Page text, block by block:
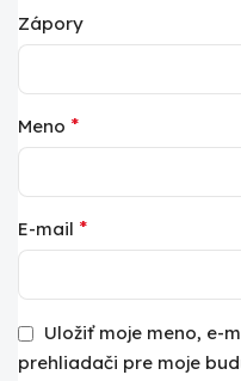
Zápory
Meno *
E-mail *
Uložiť moje meno, e-
prehliadači pre moje